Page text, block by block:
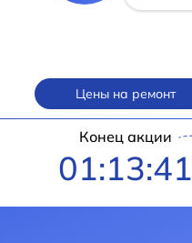
Цены на ремонт
Конец акции
01:13:41